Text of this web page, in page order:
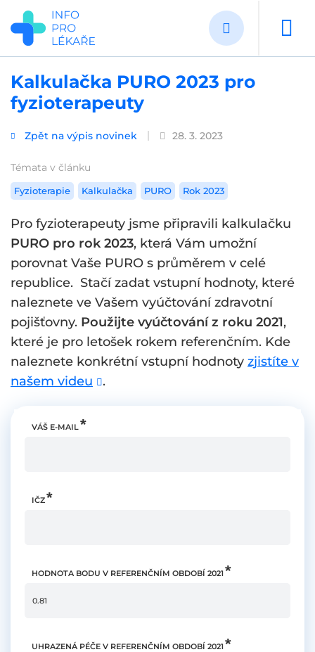
Přejít
hlavnímu
obsahu
Kalkulačka PURO 2023 pro
fyzioterapeuty
Zpět na výpis novinek 28. 3. 2023
Témata v článku
Fyzioterapie Kalkulačka PURO Rok 2023
Pro fyzioterapeuty jsme připravili kalkulačku
PURO pro rok 2023, která Vám umožní
porovnat Vaše PURO s průměrem v celé
republice. Stačí zadat vstupní hodnoty, které
naleznete ve Vašem vyúčtování zdravotní
pojišťovny. Použijte vyúčtování z roku 2021,
které je pro letošek rokem referenčním. Kde
naleznete konkrétní vstupní hodnoty zjistíte v
našem videu
.
VÁŠ E-MAIL
IČZ
HODNOTA BODU V REFERENČNÍM OBDOBÍ 2021
UHRAZENÁ PÉČE V REFERENČNÍM OBDOBÍ 2021